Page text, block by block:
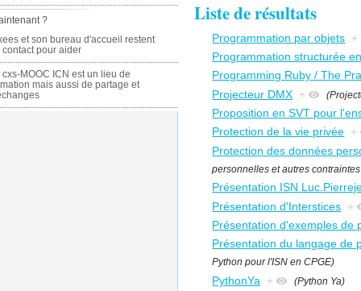
Liste de résultats
Programmation par objets +
Programmation structurée
Programming Ruby / The
Projecteur DMX +
Proposition en SVT pour
Protection de la vie privée +
Protection des données
personnelles et autres
Présentation ISN
Présentation d'Interstices +
Présentation d'exemples de
Présentation du langage de
Python pour l'ISN en CPGE)
PythonYa + (Python Ya)
?
et son bureau d'accueil restent
contact pour aider
cxs-MOOC ICN est un lieu de
mais aussi de partage et